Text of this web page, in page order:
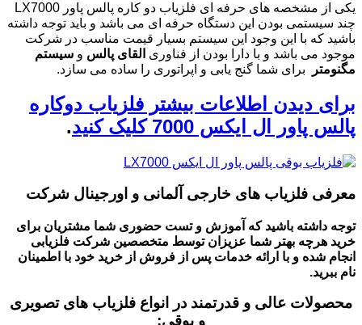
یکی از مشخصه های حرفه ای فلزیاب دو کاره پالس پاور LX7000
چند سیستمی بودن این دستگاه حرفه ای می باشد و باید توجه داشته
باشید که با این وجود این سیستم بسیار قیمت مناسب در شرکت
موجود می باشد و با دارا بودن از فناوری القای پالس و سیستم
مگنومتر برای شما گنج یابی و اپراتوری را ساده می سازد.
برای دیدن اطلاعات بیشتر فلزیاب دوکاره
پالس پاور ال ایکس 7000 کلیک کنید
.
معرفی فلزیاب های خارجی آلمانی و اورجینال شرکت
توجه داشته باشید که آموزش و تست حضوری شما مشتریان برای
خرید هرچه بهتر شما عزیزانتوسط متخصصین شرکت فلزیابی
انجام شده و با ارائه خدمات پس از فروش از خرید خود با اطمینان
نام ببرید.
محصولات عالی و قدرتمند در انواع فلزیاب های تصویری
و بوقی: